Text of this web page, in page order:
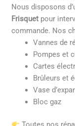
Nous disposons
Frisquet pour
commande. Nos
Vannes de
Pompes et
Cartes
Brûleurs et
Vase
Bloc gaz